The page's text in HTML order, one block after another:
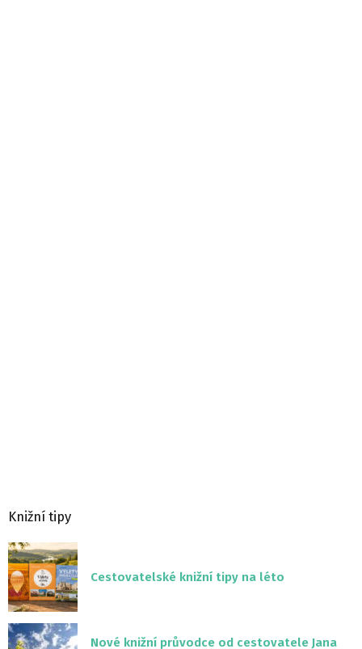
Knižní tipy
Cestovatelské knižní tipy na léto
Nové knižní průvodce od cestovatele Jana